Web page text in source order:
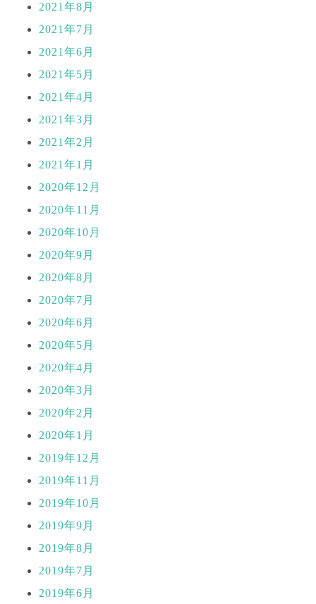
2021年8月
2021年7月
2021年6月
2021年5月
2021年4月
2021年3月
2021年2月
2021年1月
2020年12月
2020年11月
2020年10月
2020年9月
2020年8月
2020年7月
2020年6月
2020年5月
2020年4月
2020年3月
2020年2月
2020年1月
2019年12月
2019年11月
2019年10月
2019年9月
2019年8月
2019年7月
2019年6月